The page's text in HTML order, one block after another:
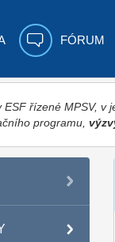
FÓRUM
řízené MPSV,
programu,